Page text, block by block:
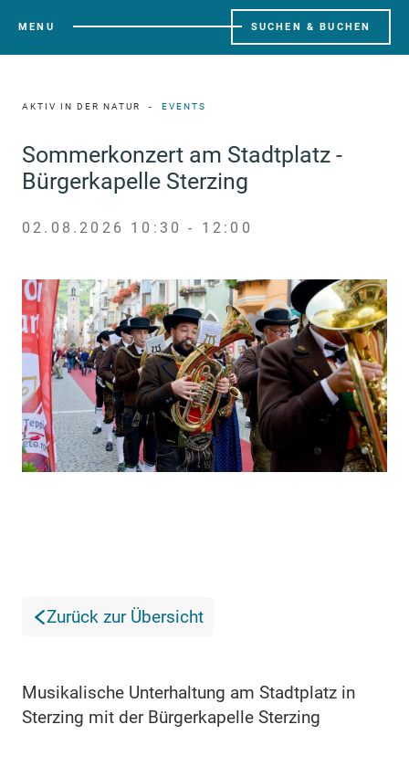
MENU SUCHEN & BUCHEN
AKTIV IN DER NATUR EVENTS
Sommerkonzert am Stadtplatz -
Bürgerkapelle Sterzing
02.08.2026 10:30 - 12:00
Zurück zur Übersicht
Musikalische Unterhaltung am Stadtplatz in
Sterzing mit der Bürgerkapelle Sterzing